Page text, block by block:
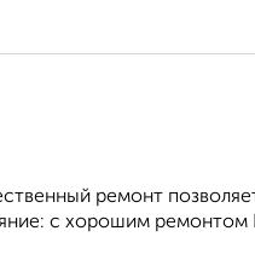
ремонт
с хорошим ремонтом